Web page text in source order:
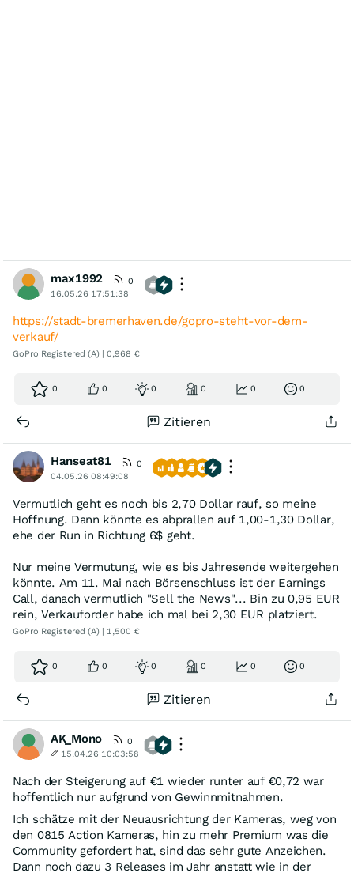
max1992
0
16.05.26 17:51:38
https://stadt-bremerhaven.de/gopro-steht-vor-dem-
verkauf/
GoPro Registered (A) | 0,968 €
0 0 0 0 0 0
Zitieren
Hanseat81
0
04.05.26 08:49:08
Vermutlich geht es noch bis 2,70 Dollar rauf, so meine
Hoffnung. Dann könnte es abprallen auf 1,00-1,30 Dollar,
ehe der Run in Richtung 6$ geht.
Nur meine Vermutung, wie es bis Jahresende weitergehen
könnte. Am 11. Mai nach Börsenschluss ist der Earnings
Call, danach vermutlich "Sell the News"... Bin zu 0,95 EUR
rein, Verkauforder habe ich mal bei 2,30 EUR platziert.
GoPro Registered (A) | 1,500 €
0 0 0 0 0 0
Zitieren
AK_Mono
0
15.04.26 10:03:58
Nach der Steigerung auf €1 wieder runter auf €0,72 war
hoffentlich nur aufgrund von Gewinnmitnahmen.
Ich schätze mit der Neuausrichtung der Kameras, weg von
den 0815 Action Kameras, hin zu mehr Premium was die
Community gefordert hat, sind das sehr gute Anzeichen.
Dann noch dazu 3 Releases im Jahr anstatt wie in der